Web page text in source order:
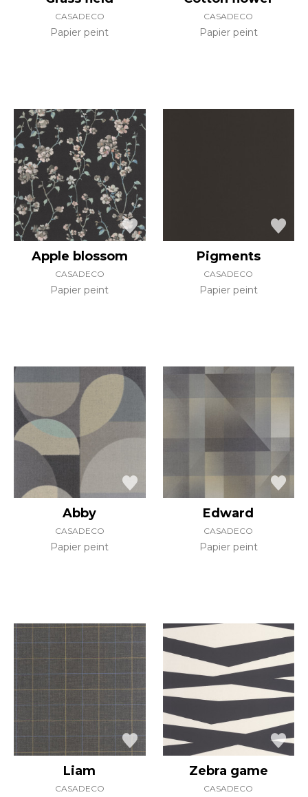
CASADECO
Papier peint
CASADECO
Papier peint
Apple blossom
CASADECO
Papier peint
Pigments
CASADECO
Papier peint
Abby
CASADECO
Papier peint
Edward
CASADECO
Papier peint
Liam
CASADECO
Zebra game
CASADECO